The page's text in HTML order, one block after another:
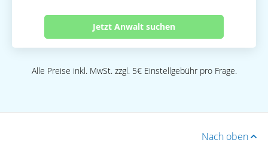
Jetzt Anwalt suchen
Alle Preise inkl. MwSt. zzgl. 5€ Einstellgebühr pro Frage.
Nach oben